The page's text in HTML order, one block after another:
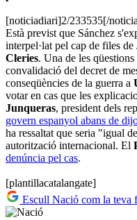
[noticiadiari]2/233535[/
Està previst que Sánchez
interpel·lat pel cap de files
Cleries. Una de les qüestions
convalidació del decret de
conseqüències de la guerra a
votar en cas que les
Junqueras, president dels
govern espanyol abans de
ha ressaltat que seria "igual
autorització internacional. El
denúncia pel cas.
[plantillacatalangate]
Escull Nació com la teva